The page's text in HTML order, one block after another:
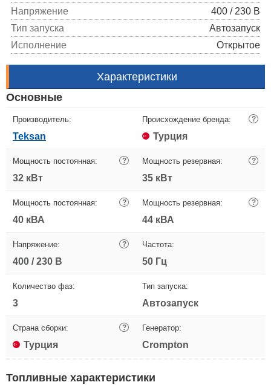
Напряжение
400 / 230 В
Тип запуска
Автозапуск
Исполнение
Открытое
Характеристики
Основные
Производитель:
Teksan
Происхождение бренда: ?
Турция
Мощность постоянная: ?
32 кВт
Мощность резервная: ?
35 кВт
Мощность постоянная: ?
40 кВА
Мощность резервная: ?
44 кВА
Напряжение: ?
400 / 230 В
Частота:
50 Гц
Количество фаз:
3
Тип запуска:
Автозапуск
Страна сборки: ?
Турция
Генератор:
Crompton
Топливные характеристики